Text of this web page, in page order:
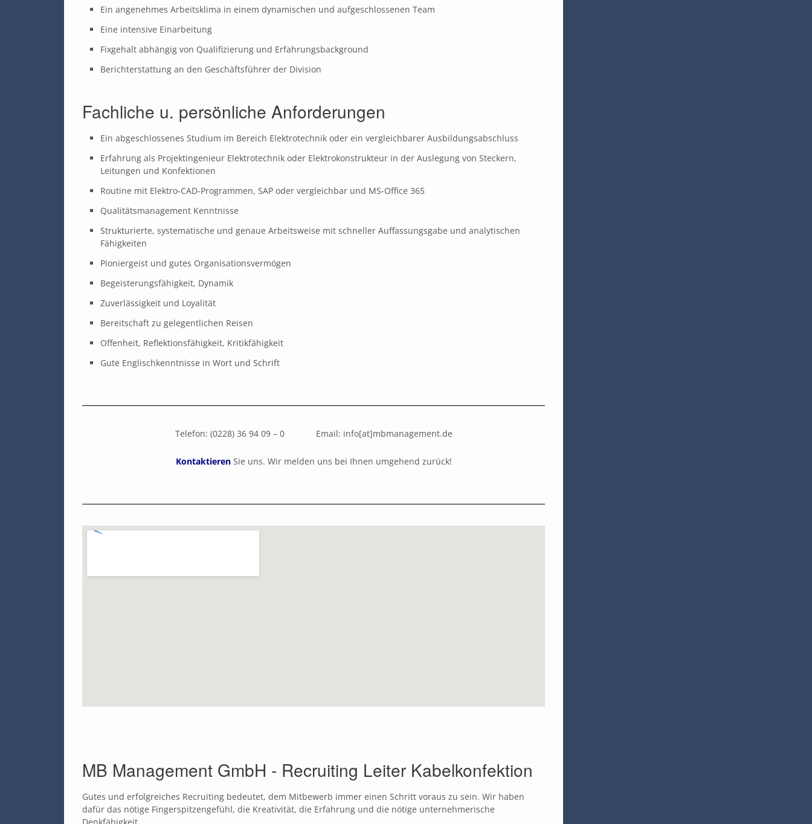
Ein angenehmes Arbeitsklima in einem dynamischen und aufgeschlossenen Team
Eine intensive Einarbeitung
Fixgehalt abhängig von Qualifizierung und Erfahrungsbackground
Berichterstattung an den Geschäftsführer der Division
Fachliche u. persönliche Anforderungen
Ein abgeschlossenes Studium im Bereich Elektrotechnik oder ein vergleichbarer Ausbildungsabschluss
Erfahrung als Projektingenieur Elektrotechnik oder Elektrokonstrukteur in der Auslegung von Steckern,
Leitungen und Konfektionen
Routine mit Elektro-CAD-Programmen, SAP oder vergleichbar und MS-Office 365
Qualitätsmanagement Kenntnisse
Strukturierte, systematische und genaue Arbeitsweise mit schneller Auffassungsgabe und analytischen
Fähigkeiten
Pioniergeist und gutes Organisationsvermögen
Begeisterungsfähigkeit, Dynamik
Zuverlässigkeit und Loyalität
Bereitschaft zu gelegentlichen Reisen
Offenheit, Reflektionsfähigkeit, Kritikfähigkeit
Gute Englischkenntnisse in Wort und Schrift
Telefon: (0228) 36 94 09 – 0 Email: info[at]mbmanagement.de
KontaktierenSie uns. Wir melden uns bei Ihnen umgehend zurück!
MB Management GmbH - Recruiting Leiter Kabelkonfektion
Gutes und erfolgreiches Recruiting bedeutet, dem Mitbewerb immer einen Schritt voraus zu sein. Wir haben
dafür das nötige Fingerspitzengefühl, die Kreativität, die Erfahrung und die nötige unternehmerische